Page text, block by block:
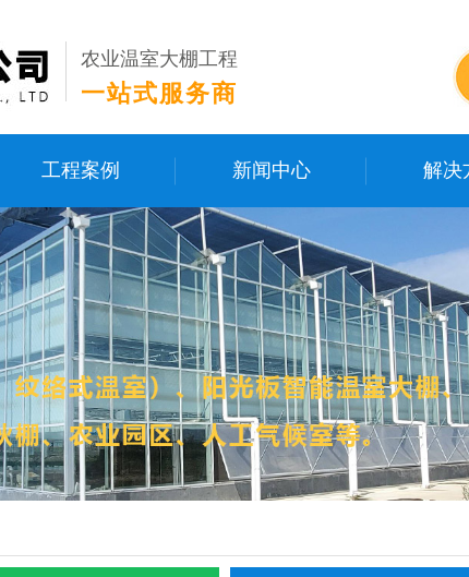
农业温室大棚工程
一站式服务商
工程案例 新闻中心 解决